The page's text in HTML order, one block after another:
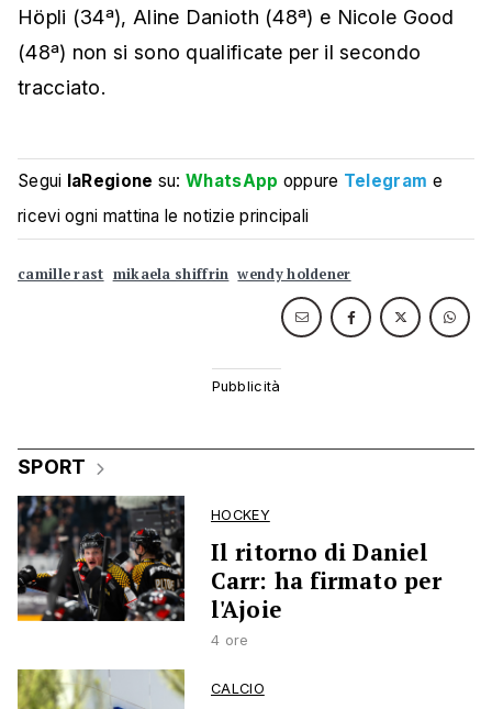
Höpli (34ª), Aline Danioth (48ª) e Nicole Good
(48ª) non si sono qualificate per il secondo
tracciato.
Segui laRegione su:WhatsApp oppure Telegram e
ricevi ogni mattina le notizie principali
camille rast mikaela shiffrin wendy holdener
SPORT
HOCKEY
Il ritorno di Daniel
Carr: ha firmato per
l'Ajoie
4 ore
CALCIO